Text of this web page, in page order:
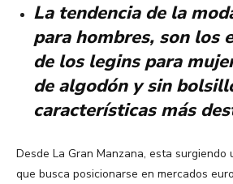
La tendencia de la
para hombres, son los
de los legins para
de algodón y sin
características más
Desde La Gran Manzana, esta surgiendo
que busca posicionarse en mercados